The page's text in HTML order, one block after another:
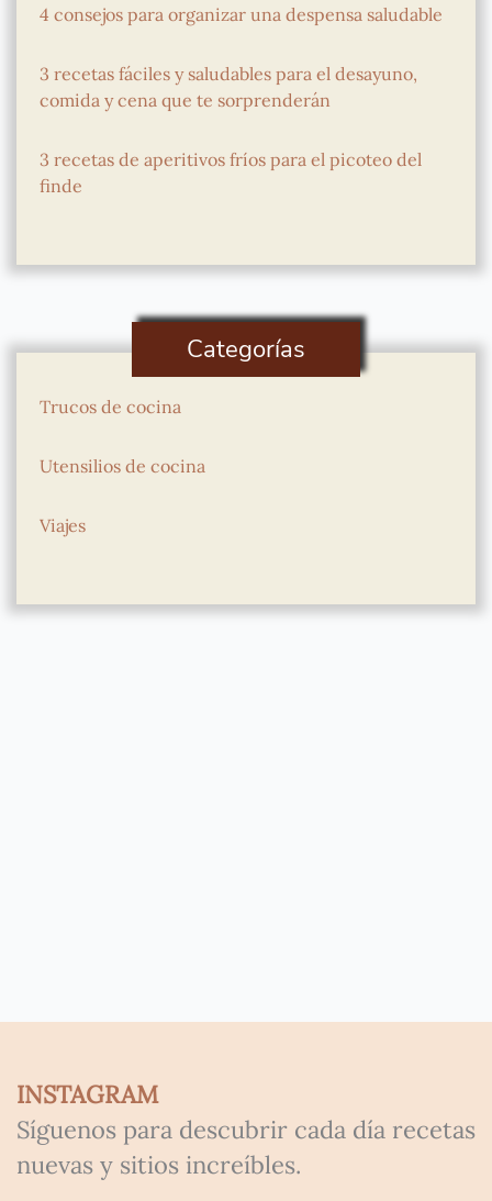
4 consejos para organizar una despensa saludable
3 recetas fáciles y saludables para el desayuno,
comida y cena que te sorprenderán
3 recetas de aperitivos fríos para el picoteo del
finde
Categorías
Trucos de cocina
Utensilios de cocina
Viajes
INSTAGRAM
Síguenos para descubrir cada día recetas
nuevas y sitios increíbles.